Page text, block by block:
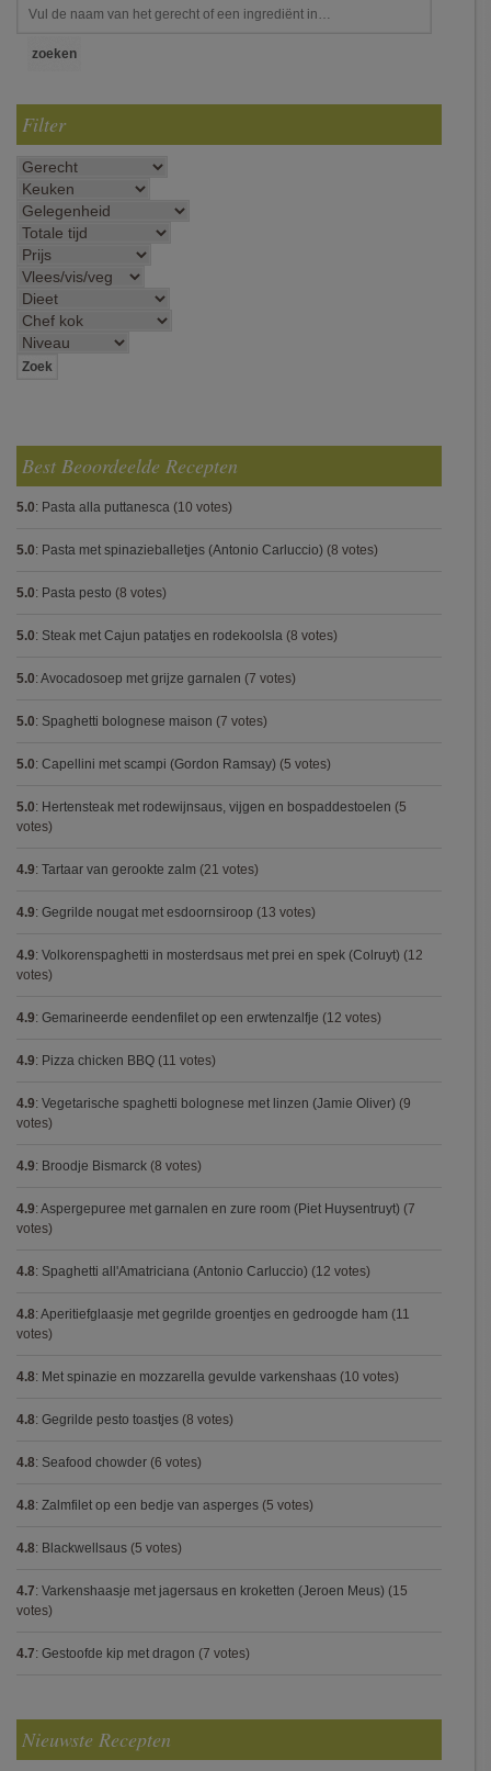
Filter
Best Beoordeelde Recepten
5.0: Pasta alla puttanesca (10 votes)
5.0: Pasta met spinazieballetjes (Antonio Carluccio) (8 votes)
5.0: Pasta pesto (8 votes)
5.0: Steak met Cajun patatjes en rodekoolsla (8 votes)
5.0: Avocadosoep met grijze garnalen (7 votes)
5.0: Spaghetti bolognese maison (7 votes)
5.0: Capellini met scampi (Gordon Ramsay) (5 votes)
5.0: Hertensteak met rodewijnsaus, vijgen en bospaddestoelen (5
votes)
4.9: Tartaar van gerookte zalm (21 votes)
4.9: Gegrilde nougat met esdoornsiroop (13 votes)
4.9: Volkorenspaghetti in mosterdsaus met prei en spek (Colruyt) (12
votes)
4.9: Gemarineerde eendenfilet op een erwtenzalfje (12 votes)
4.9: Pizza chicken BBQ (11 votes)
4.9: Vegetarische spaghetti bolognese met linzen (Jamie Oliver) (9
votes)
4.9: Broodje Bismarck (8 votes)
4.9: Aspergepuree met garnalen en zure room (Piet Huysentruyt) (7
votes)
4.8: Spaghetti all'Amatriciana (Antonio Carluccio) (12 votes)
4.8: Aperitiefglaasje met gegrilde groentjes en gedroogde ham (11
votes)
4.8: Met spinazie en mozzarella gevulde varkenshaas (10 votes)
4.8: Gegrilde pesto toastjes (8 votes)
4.8: Seafood chowder (6 votes)
4.8: Zalmfilet op een bedje van asperges (5 votes)
4.8: Blackwellsaus (5 votes)
4.7: Varkenshaasje met jagersaus en kroketten (Jeroen Meus) (15
votes)
4.7: Gestoofde kip met dragon (7 votes)
Nieuwste Recepten